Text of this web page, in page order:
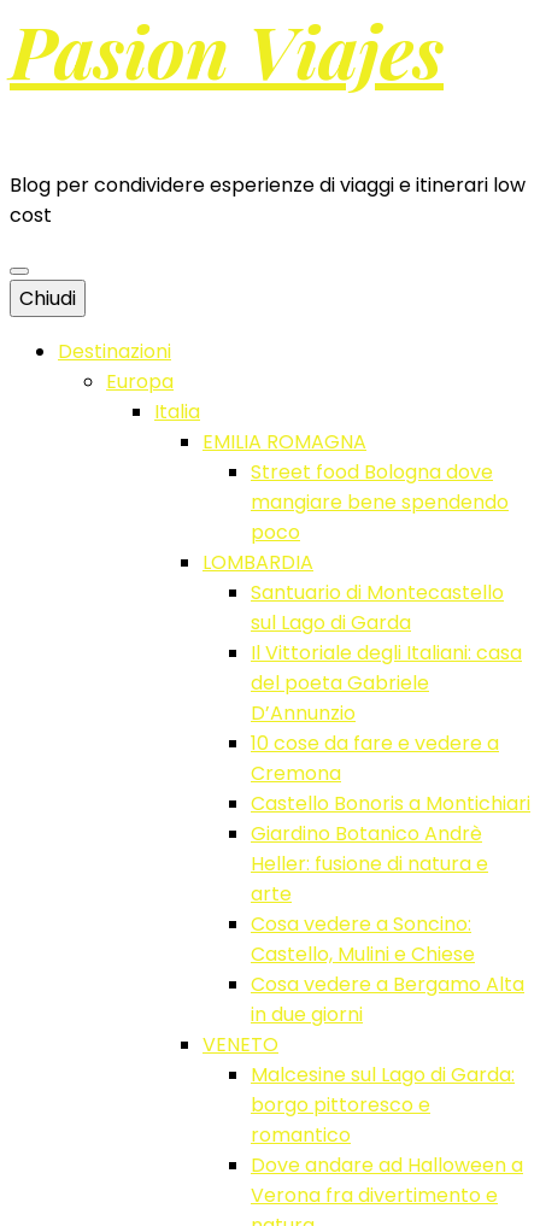
Pasion Viajes
Blog per condividere esperienze di viaggi e itinerari low
cost
Chiudi
Destinazioni
Europa
Italia
EMILIA ROMAGNA
Street food Bologna dove
mangiare bene spendendo
poco
LOMBARDIA
Santuario di Montecastello
sul Lago di Garda
Il Vittoriale degli Italiani: casa
del poeta Gabriele
D’Annunzio
10 cose da fare e vedere a
Cremona
Castello Bonoris a Montichiari
Giardino Botanico Andrè
Heller: fusione di natura e
arte
Cosa vedere a Soncino:
Castello, Mulini e Chiese
Cosa vedere a Bergamo Alta
in due giorni
VENETO
Malcesine sul Lago di Garda:
borgo pittoresco e
romantico
Dove andare ad Halloween a
Verona fra divertimento e